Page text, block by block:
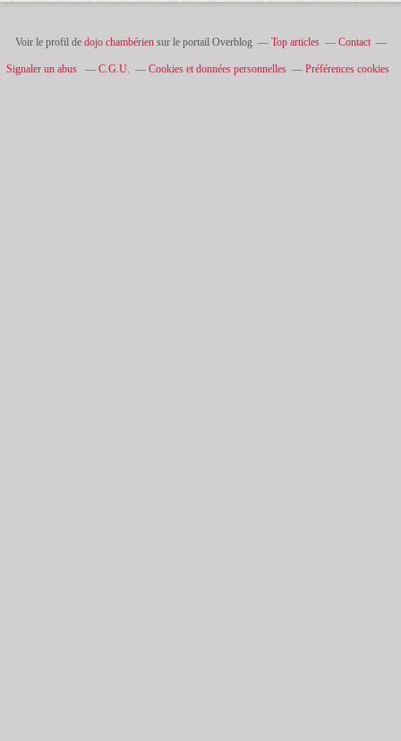
Voir le profil de dojo chambériensur le portail Overblog Top articles Contact
Signaler un abus C.G.U. Cookies et données personnelles Préférences cookies